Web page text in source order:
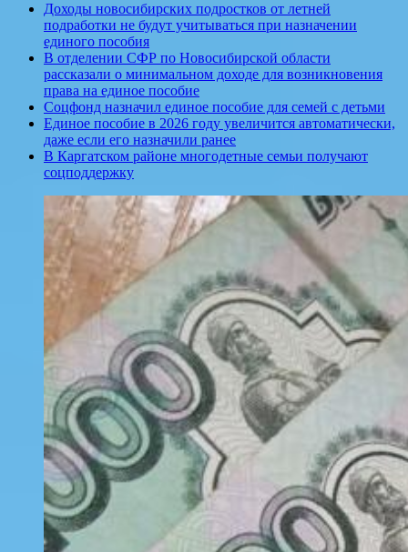
Доходы новосибирских подростков от летней
подработки не будут учитываться при назначении
единого пособия
В отделении СФР по Новосибирской области
рассказали о минимальном доходе для возникновения
права на единое пособие
Соцфонд назначил единое пособие для семей с детьми
Единое пособие в 2026 году увеличится автоматически,
даже если его назначили ранее
В Каргатском районе многодетные семьи получают
соцподдержку